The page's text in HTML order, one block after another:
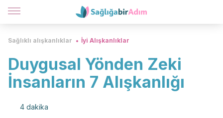
Sağlıklı alışkanlıklar İyi Alışkanlıklar
Duygusal Yönden Zeki
İnsanların 7 Alışkanlığı
4 dakika